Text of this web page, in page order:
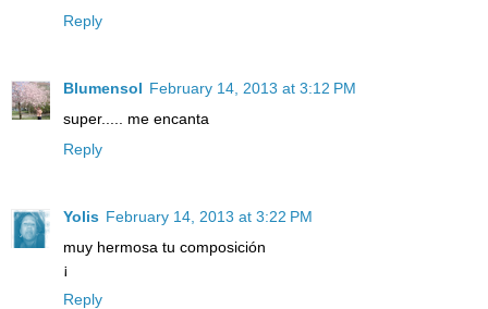
Reply
Blumensol February 14, 2013 at 3:12 PM
super..... me encanta
Reply
Yolis February 14, 2013 at 3:22 PM
muy hermosa tu composición
¡
Reply